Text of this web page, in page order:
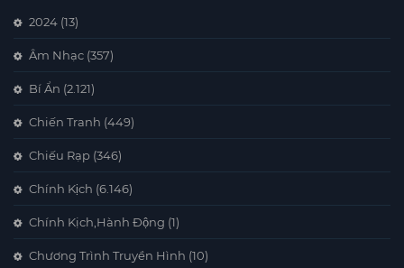
2024 (13)
Âm Nhạc (357)
Bí Ẩn (2.121)
Chiến Tranh (449)
Chiếu Rạp (346)
Chính Kịch (6.146)
Chính Kịch,Hành Động (1)
Chương Trình Truyền Hình (10)